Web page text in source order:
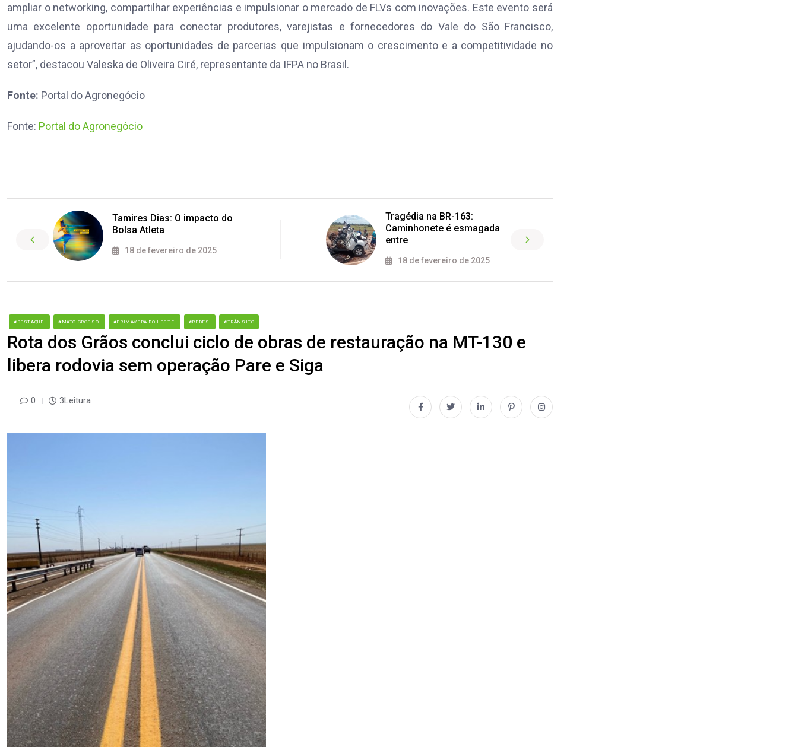
ampliar o networking, compartilhar experiências e impulsionar o mercado de FLVs com inovações. Este evento será
uma excelente oportunidade para conectar produtores, varejistas e fornecedores do Vale do São Francisco,
ajudando-os a aproveitar as oportunidades de parcerias que impulsionam o crescimento e a competitividade no
setor”, destacou Valeska de Oliveira Ciré, representante da IFPA no Brasil.
Fonte: Portal do Agronegócio
Fonte: Portal do Agronegócio
Tamires Dias: O impacto do
Bolsa Atleta
18 de fevereiro de 2025
Tragédia na BR-163:
Caminhonete é esmagada
entre
18 de fevereiro de 2025
#DESTAQUE #MATO GROSSO #PRIMAVERA DO LESTE #REDES #TRÂNSITO
Rota dos Grãos conclui ciclo de obras de restauração na MT-130 e
libera rodovia sem operação Pare e Siga
0 3Leitura